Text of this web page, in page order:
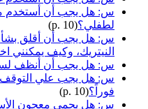
س: هل يجب أن أستخدم
لطفلي؟(p. 10)
س: هل يجب أن أقلق
النيتريك، وكيف يمكنني
س: هل يجب أن أنظف
س: هل يجب علي التوقف
فوراً؟(p. 10)
س: هل يحمي معجون